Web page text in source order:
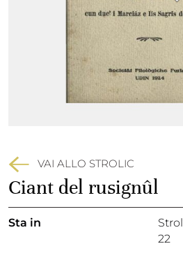
VAI ALLO STROLIC
Ciant del rusignûl
Sta in
22